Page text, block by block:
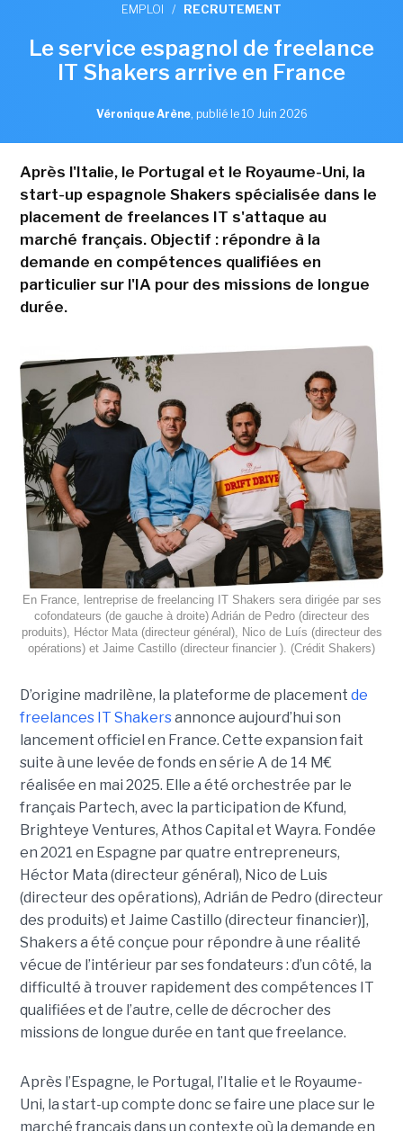
EMPLOI / RECRUTEMENT
Le service espagnol de freelance
IT Shakers arrive en France
Véronique Arène, publié le 10 Juin 2026
Après l'Italie, le Portugal et le Royaume-Uni, la
start-up espagnole Shakers spécialisée dans le
placement de freelances IT s'attaque au
marché français. Objectif : répondre à la
demande en compétences qualifiées en
particulier sur l'IA pour des missions de longue
durée.
En France, lentreprise de freelancing IT Shakers sera dirigée par ses
cofondateurs (de gauche à droite) Adrián de Pedro (directeur des
produits), Héctor Mata (directeur général), Nico de Luís (directeur des
opérations) et Jaime Castillo (directeur financier ). (Crédit Shakers)
D’origine madrilène, la plateforme de placement de
freelances IT Shakersannonce aujourd’hui son
lancement officiel en France. Cette expansion fait
suite à une levée de fonds en série A de 14 M€
réalisée en mai 2025. Elle a été orchestrée par le
français Partech, avec la participation de Kfund,
Brighteye Ventures, Athos Capital et Wayra. Fondée
en 2021 en Espagne par quatre entrepreneurs,
Héctor Mata (directeur général), Nico de Luis
(directeur des opérations), Adrián de Pedro (directeur
des produits) et Jaime Castillo (directeur financier)],
Shakers a été conçue pour répondre à une réalité
vécue de l’intérieur par ses fondateurs : d’un côté, la
difficulté à trouver rapidement des compétences IT
qualifiées et de l’autre, celle de décrocher des
missions de longue durée en tant que freelance.
Après l’Espagne, le Portugal, l’Italie et le Royaume-
Uni, la start-up compte donc se faire une place sur le
marché français dans un contexte où la demande en